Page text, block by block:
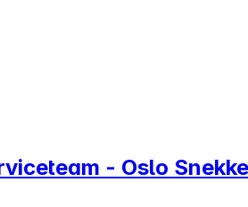
- Oslo